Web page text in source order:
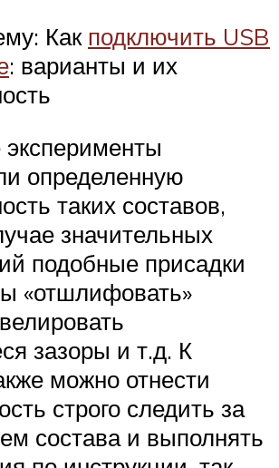
Как подключить USB
: варианты и их
определенную
таких составов,
значительных
подобные присадки
«отшлифовать»
зазоры и т.д. К
можно отнести
строго следить за
состава и выполнять